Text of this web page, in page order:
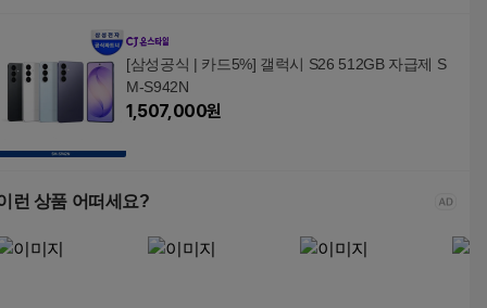
[삼성공식 | 카드5%] 갤럭시 S26 512GB 자급제 S
M-S942N
1,507,000원
런 상품 어떠세요?